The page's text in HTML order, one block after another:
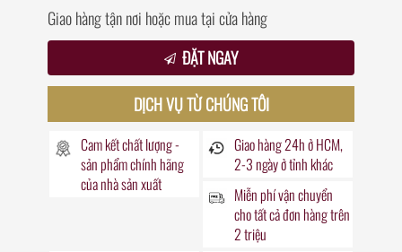
Giao hàng tận nơi hoặc mua tại cửa hàng
ĐẶT NGAY
DỊCH VỤ TỪ CHÚNG TÔI
Cam kết chất lượng -
sản phẩm chính hãng
của nhà sản xuất
Giao hàng24hở HCM,
2-3 ngày ở tỉnh khác
Miễn phí vận chuyển
cho tất cả đơn hàng trên
2 triệu